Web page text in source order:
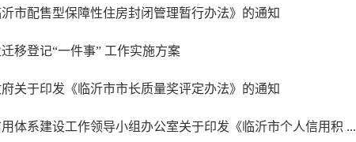
市配售型保障性住房封闭管理暂行办法》的通知
移登记“一件事” 工作实施方案
府关于印发《临沂市市长质量奖评定办法》的通知
用体系建设工作领导小组办公室关于印发《临沂市个人信用积 ...